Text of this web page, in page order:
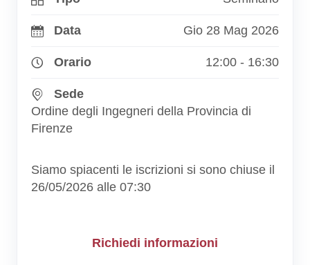
Data Gio 28 Mag 2026
Orario 12:00 - 16:30
Sede
Ordine degli Ingegneri della Provincia di
Firenze
Siamo spiacenti le iscrizioni si sono chiuse il
26/05/2026 alle 07:30
Richiedi informazioni